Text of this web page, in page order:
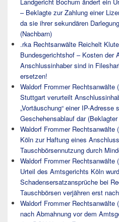
– Beklagte zur Zahlung einer
da sie ihrer sekundären
(Nachbarn)
.rka Rechtsanwälte Reichelt
Bundesgerichtshof – Kosten der
Anschlussinhaber sind in
ersetzen!
Waldorf Frommer
Stuttgart verurteilt
„Vortäuschung“ einer IP-
Geschehensablauf dar
Waldorf Frommer Rechtsanwälte
Köln zur Haftung eines
Tauschbörsennutzung durch
Waldorf Frommer Rechtsanwälte
Urteil des Amtsgerichts Köln
Schadensersatzansprüche bei
Tauschbörsen verjähren erst
Waldorf Frommer Rechtsanwälte
nach Abmahnung vor dem